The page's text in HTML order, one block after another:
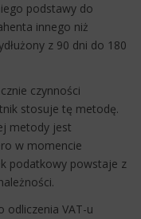
podstawy do
innego niż
z 90 dni do 180
czynności
stosuje tę metodę.
metody jest
​w momencie
podatkowy powstaje z
odliczenia VAT-u